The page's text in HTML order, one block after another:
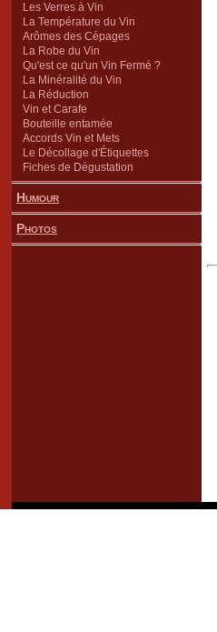
Les Verres à Vin
La Température du Vin
Arômes des Cépages
La Robe du Vin
Qu'est ce qu'un Vin Fermé ?
La Minéralité du Vin
La Réduction
Vin et Carafe
Bouteille entamée
Accords Vin et Mets
Le Décollage d'Étiquettes
Fiches de Dégustation
Humour
Photos